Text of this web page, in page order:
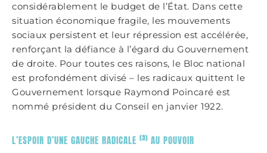
considérablement le budget de l’État. Dans cette
situation économique fragile, les mouvements
sociaux persistent et leur répression est accélérée,
renforçant la défiance à l’égard du Gouvernement
de droite. Pour toutes ces raisons, le Bloc national
est profondément divisé – les radicaux quittent le
Gouvernement lorsque Raymond Poincaré est
nommé président du Conseil en janvier 1922.
L’ESPOIR D’UNE GAUCHE RADICALE (3) AU POUVOIR